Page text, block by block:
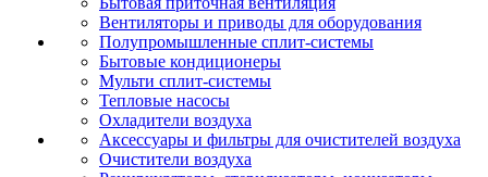
Вентиляторы и приводы для оборудования
Полупромышленные сплит-системы
Бытовые кондиционеры
Мульти сплит-системы
Тепловые насосы
Охладители воздуха
Аксессуары и фильтры для очистителей воздуха
Очистители воздуха